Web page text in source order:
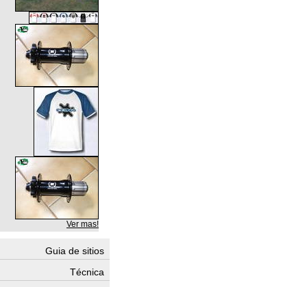
Ver mas!
Guia de sitios
Técnica